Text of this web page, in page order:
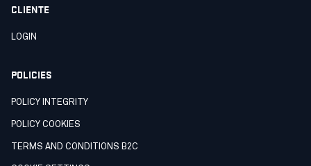
CLIENTE
LOGIN
POLICIES
POLICY INTEGRITY
POLICY COOKIES
TERMS AND CONDITIONS B2C